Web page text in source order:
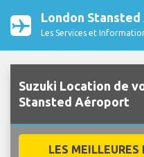
London
Les Services et
Suzuki Location de
Stansted Aéroport
LES